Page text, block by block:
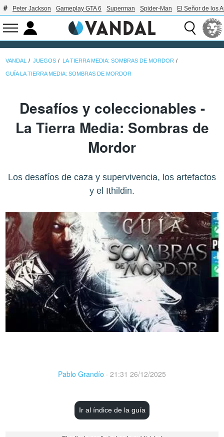
Peter Jackson Gameplay GTA 6 Superman Spider-Man El Señor de los
VANDAL JUEGOS LA TIERRA MEDIA: SOMBRAS DE MORDOR
GUÍA LA TIERRA MEDIA: SOMBRAS DE MORDOR
Desafíos y coleccionables -
La Tierra Media: Sombras de
Mordor
Los desafíos de caza y supervivencia, los artefactos
y el Ithildin.
Pablo Grandío · 21:31 26/12/2025
Ir al índice de la guía